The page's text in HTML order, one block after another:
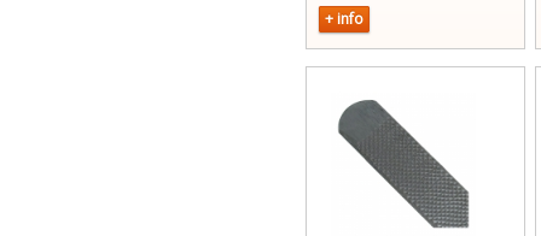
+ info